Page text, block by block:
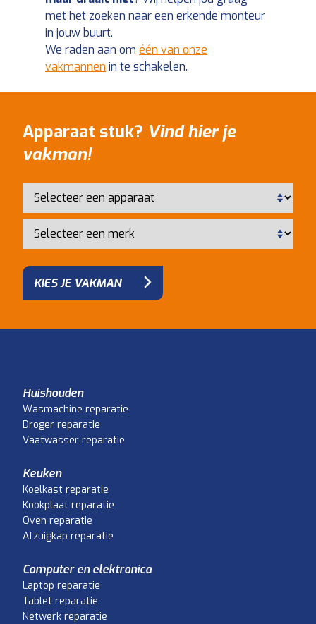
met het zoeken naar een erkende monteur
in jouw buurt.
We raden aan om één van onze
vakmannen in te schakelen.
Apparaat stuk? Vind hier je
vakman!
KIES JE VAKMAN
Huishouden
Wasmachine reparatie
Droger reparatie
Vaatwasser reparatie
Keuken
Koelkast reparatie
Kookplaat reparatie
Oven reparatie
Afzuigkap reparatie
Computer en elektronica
Laptop reparatie
Tablet reparatie
Netwerk reparatie